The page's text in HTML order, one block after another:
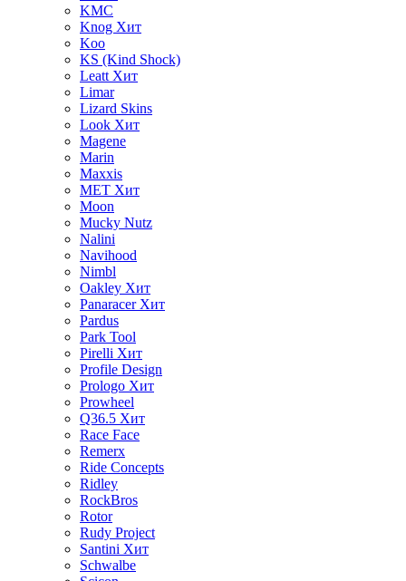
KMC
Knog Хит
Koo
KS (Kind Shock)
Leatt Хит
Limar
Lizard Skins
Look Хит
Magene
Marin
Maxxis
MET Хит
Moon
Mucky Nutz
Nalini
Navihood
Nimbl
Oakley Хит
Panaracer Хит
Pardus
Park Tool
Pirelli Хит
Profile Design
Prologo Хит
Prowheel
Q36.5 Хит
Race Face
Remerx
Ride Concepts
Ridley
RockBros
Rotor
Rudy Project
Santini Хит
Schwalbe